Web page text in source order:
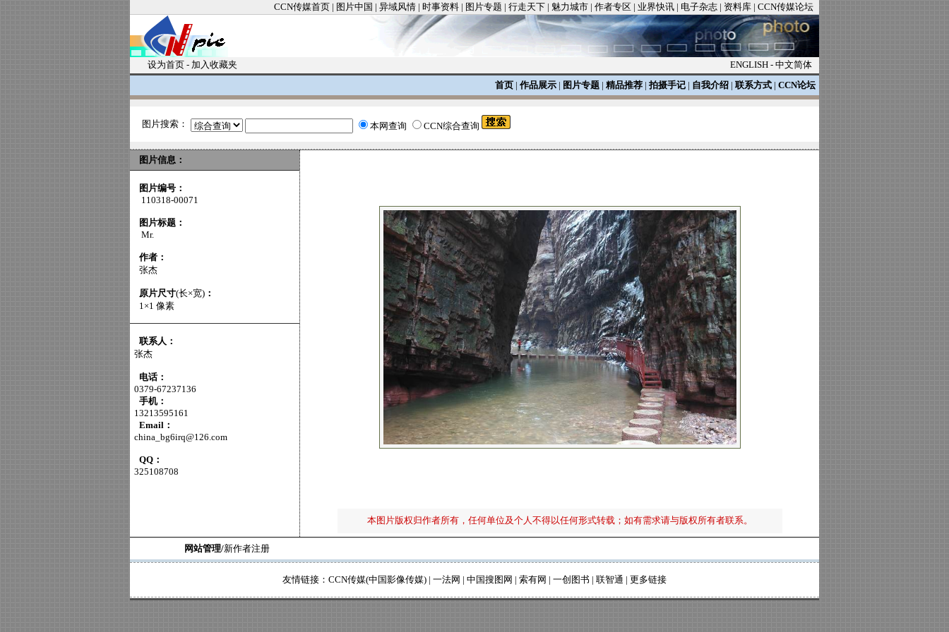
CCN传媒首页 | 图片中国 | 异域风情 | 时事资料 | 图片专题 | 行走天下 | 魅力城市 | 作者专区 | 业界快讯 | 电子杂志 | 资料库 | CCN传媒论坛
设为首页 - 加入收藏夹 ENGLISH - 中文简体
首页 | 作品展示 | 图片专题 | 精品推荐 | 拍摄手记 | 自我介绍 | 联系方式 | CCN论坛
图片搜索： 本网查询 CCN综合查询
图片信息：
图片编号：
110318-00071
图片标题：
Mr.
作者：
张杰
原片尺寸(长×宽) ：
1×1 像素
联系人：
张杰
电话：
0379-67237136
手机：
13213595161
Email：
china_bg6irq@126.com
QQ：
325108708
本图片版权归作者所有，任何单位及个人不得以任何形式转载；如有需求请与版权所有者联系。
网站管理/新作者注册
友情链接： CCN传媒(中国影像传媒) | 一法网 | 中国搜图网 | 索有网 | 一创图书 | 联智通 | 更多链接